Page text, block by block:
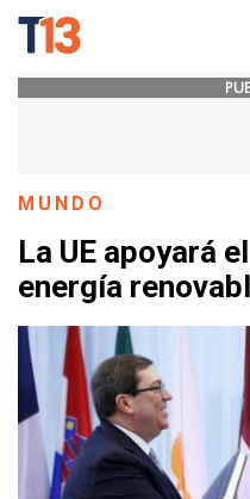
MUNDO
La UE apoyará
energía